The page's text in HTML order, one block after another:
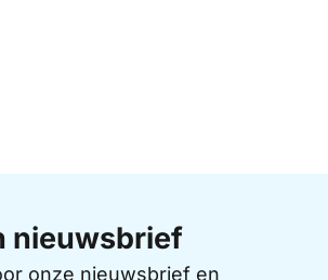
nieuwsbrief
onze nieuwsbrief en